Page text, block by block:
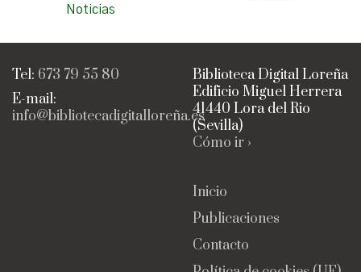
Noticias
Tel: 673 79 55 80
E-mail:
info@bibliotecadigitalloreña.es
Biblioteca Digital Loreña
Edificio Miguel Herrera
41440 Lora del Rio
(Sevilla)
Cómo ir ›
Inicio
Publicaciones
Contacto